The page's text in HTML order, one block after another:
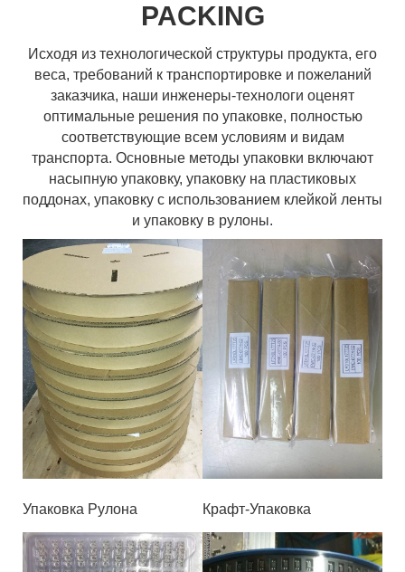
PACKING
Исходя из технологической структуры продукта, его
веса, требований к транспортировке и пожеланий
заказчика, наши инженеры-технологи оценят
оптимальные решения по упаковке, полностью
соответствующие всем условиям и видам
транспорта. Основные методы упаковки включают
насыпную упаковку, упаковку на пластиковых
поддонах, упаковку с использованием клейкой ленты
и упаковку в рулоны.
Упаковка Рулона Крафт-Упаковка